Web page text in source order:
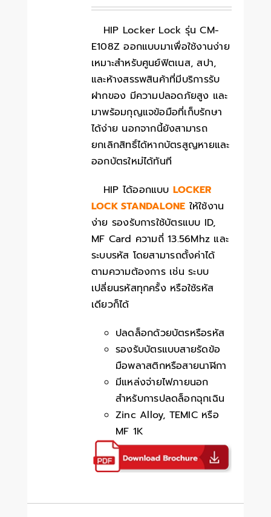
HIP Locker Lock รุ่น CM-
E108Z ออกแบบมาเพื่อใช้งานง่าย
เหมาะสำหรับศูนย์ฟิตเนส, สปา,
และห้างสรรพสินค้าที่มีบริการรับ
ฝากของ มีความปลอดภัยสูง และ
มาพร้อมกุญแจข้อมือที่เก็บรักษา
ได้ง่าย นอกจากนี้ยังสามารถ
ยกเลิกสิทธิ์ได้หากบัตรสูญหายและ
ออกบัตรใหม่ได้ทันที
HIP ได้ออกแบบ LOCKER
LOCK STANDALONE ให้ใช้งาน
ง่าย รองรับการใช้บัตรแบบ ID,
MF Card ความถี่ 13.56Mhz และ
ระบบรหัส โดยสามารถตั้งค่าได้
ตามความต้องการ เช่น ระบบ
เปลี่ยนรหัสทุกครั้ง หรือใช้รหัส
เดียวก็ได้
ปลดล็อกด้วยบัตรหรือรหัส
รองรับบัตรแบบสายรัดข้อ
มือพลาสติกหรือสายนาฬิกา
มีแหล่งจ่ายไฟภายนอก
สำหรับการปลดล็อกฉุกเฉิน
Zinc Alloy, TEMIC หรือ
MF 1K